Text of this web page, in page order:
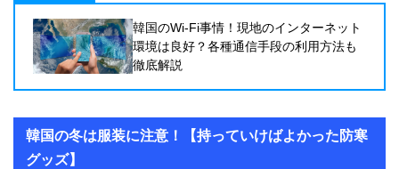
韓国のWi-Fi事情！現地のインターネット
環境は良好？各種通信手段の利用方法も
徹底解説
韓国の冬は服装に注意！【持っていけばよかった防寒
グッズ】